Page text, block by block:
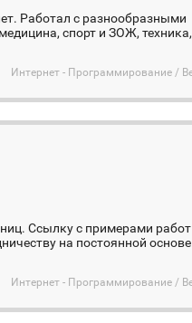
Работал с разнообразными
спорт и ЗОЖ,
Интернет - Программирование /
Ссылку с примерами
на постоянной
Интернет - Программирование /